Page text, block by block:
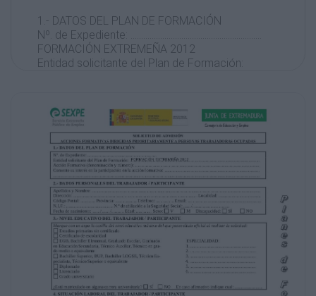
1.- DATOS DEL PLAN DE FORMACIÓN
Nº. de Expediente: ..............................................................
FORMACIÓN EXTREMEÑA 2012
Entidad solicitante del Plan de Formación:
................................................................................................................
Comente su interés en la participación en la acción
......................................................................................
2.- DATOS PERSONALES DEL TRABAJADOR /
Apellidos y Nombre:
Dirección:
......................................
Código Postal: ............. Provincia: ................... Teléfono:
..................................................................
N.I.F.: .......................................... N.º de afiliación a la Seguridad
......./.................................
Fecha de nacimiento: ......./......../........... Edad: .............. Sexo: